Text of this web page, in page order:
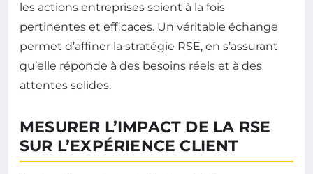
les actions entreprises soient à la fois
pertinentes et efficaces. Un véritable échange
permet d’affiner la stratégie RSE, en s’assurant
qu’elle réponde à des besoins réels et à des
attentes solides.
MESURER L’IMPACT DE LA RSE
SUR L’EXPÉRIENCE CLIENT